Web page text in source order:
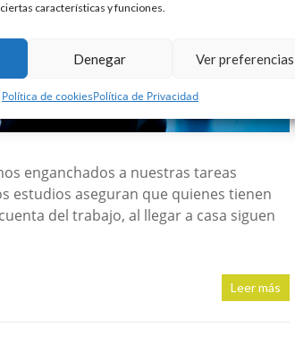
características y funciones.
Denegar Ver preferencias
Política de cookiesPolítica de Privacidad
enganchados a nuestras tareas
estudios aseguran que quienes tienen
del trabajo, al llegar a casa siguen
Leer más